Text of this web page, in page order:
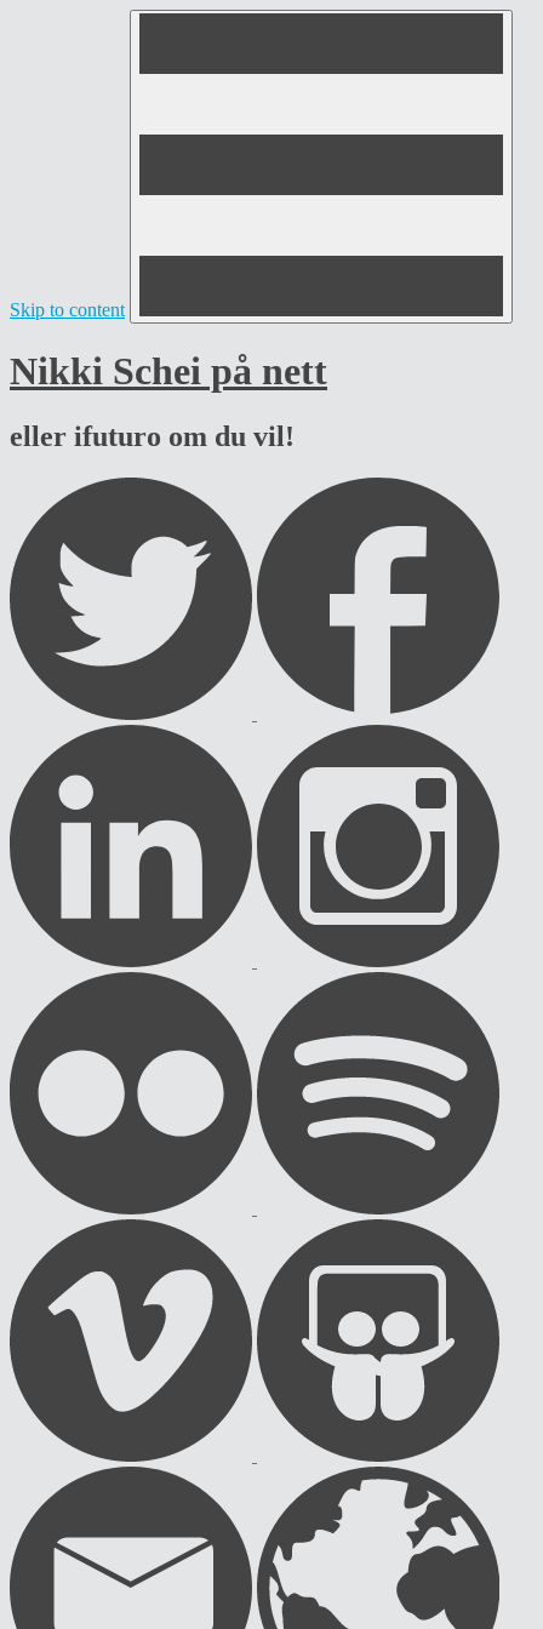
Skip to content
Nikki Schei på nett
eller ifuturo om du vil!